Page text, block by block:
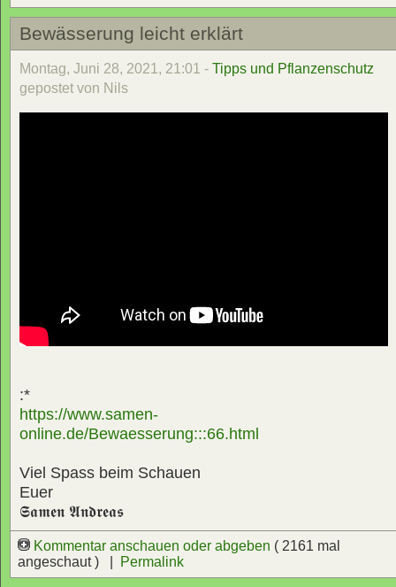
Bewässerung leicht erklärt
Montag, Juni 28, 2021, 21:01 - Tipps und Pflanzenschutz
gepostet von Nils
:*
https://www.samen-
online.de/Bewaesserung:::66.html
Viel Spass beim Schauen
Euer
𝕾𝖆𝖒𝖊𝖓 𝕬𝖓𝖉𝖗𝖊𝖆𝖘
Kommentar anschauen oder abgeben ( 2161 mal
angeschaut ) |
Permalink